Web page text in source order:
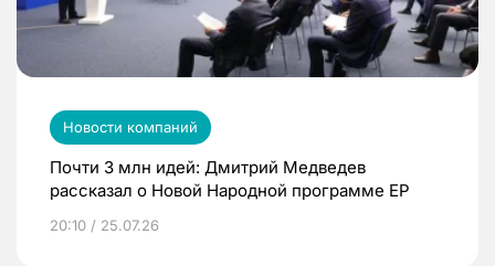
Новости компаний
Почти 3 млн идей: Дмитрий Медведев
рассказал о Новой Народной программе ЕР
20:10 / 25.07.26